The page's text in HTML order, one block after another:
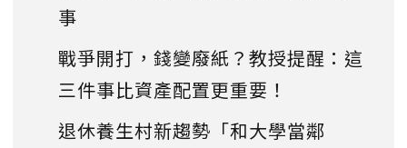
事
戰爭開打，錢變廢紙？教授提醒：這
三件事比資產配置更重要！
退休養生村新趨勢「和大學當鄰